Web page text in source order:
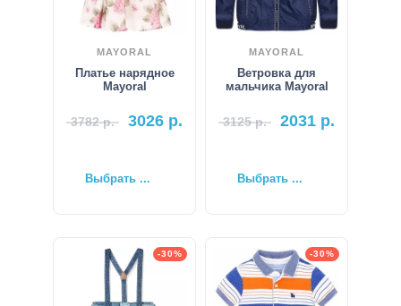
MAYORAL
Платье нарядное
Mayoral
3782р. 3026 р.
Выбрать ...
MAYORAL
Ветровка для
мальчика Mayoral
3125р. 2031 р.
Выбрать ...
-30% -30%